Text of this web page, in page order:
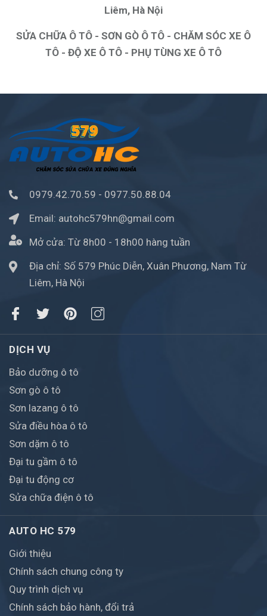
Liêm, Hà Nội
SỬA CHỮA Ô TÔ - SƠN GÒ Ô TÔ - CHĂM SÓC XE Ô
TÔ - ĐỘ XE Ô TÔ - PHỤ TÙNG XE Ô TÔ
0979.42.70.59 - 0977.50.88.04
Email: autohc579hn@gmail.com
Mở cửa: Từ 8h00 - 18h00 hàng tuần
Địa chỉ: Số 579 Phúc Diễn, Xuân Phương, Nam Từ
Liêm, Hà Nội
DỊCH VỤ
Bảo dưỡng ô tô
Sơn gò ô tô
Sơn lazang ô tô
Sửa điều hòa ô tô
Sơn dặm ô tô
Đại tu gầm ô tô
Đại tu động cơ
Sửa chữa điện ô tô
AUTO HC 579
Giới thiệu
Chính sách chung công ty
Quy trình dịch vụ
Chính sách bảo hành, đổi trả